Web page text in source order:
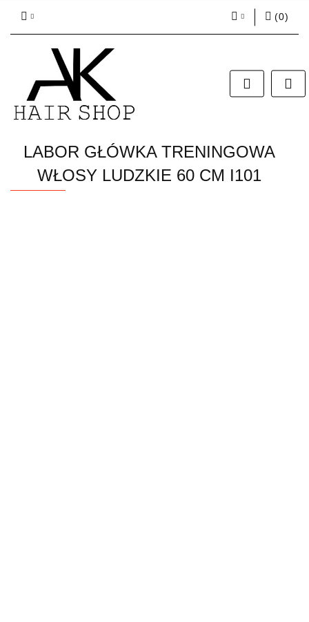
Zarejestruj się
Dodaj zgłoszenie
(0)
LABOR GŁÓWKA TRENINGOWA
WŁOSY LUDZKIE 60 CM I101